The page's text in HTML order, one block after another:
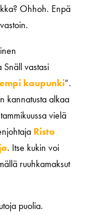
Ohhoh. Enpä
Snäll vastasi
kaupunki”.
kannatusta alkaa
vielä
Risto
. Itse kukin voi
ruuhkamaksut
puolia.